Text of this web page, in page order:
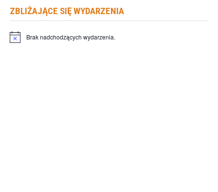
ZBLIŻAJĄCE SIĘ WYDARZENIA
Powiadomienie
Brak nadchodzących wydarzenia.